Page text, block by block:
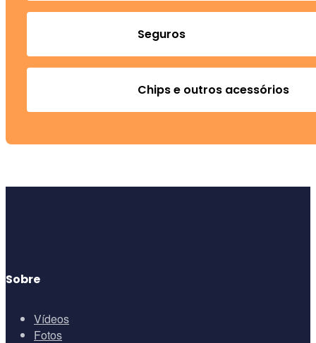
Seguros
Chips e outros acessórios
Sobre
Vídeos
Fotos